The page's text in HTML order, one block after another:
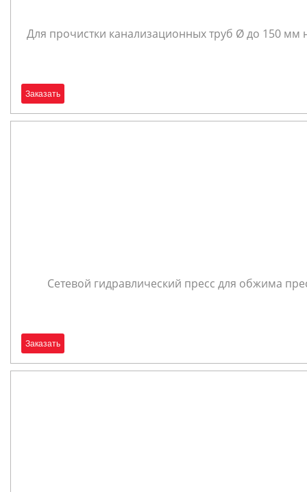
Для прочистки канализационных труб Ø до 150 мм
Заказать
Сетевой гидравлический пресс для обжима
Заказать